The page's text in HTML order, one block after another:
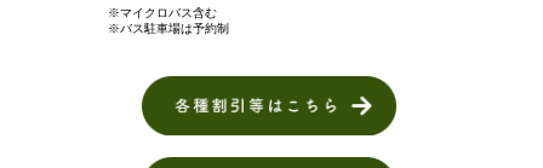
※マイクロバス含む
※バス駐車場は予約制